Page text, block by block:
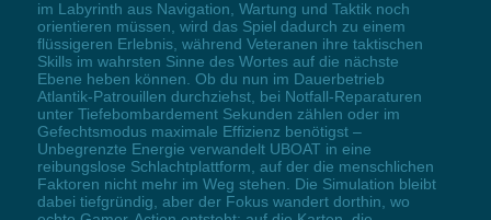
im Labyrinth aus Navigation, Wartung und Taktik noch
orientieren müssen, wird das Spiel dadurch zu einem
flüssigeren Erlebnis, während Veteranen ihre taktischen
Skills im wahrsten Sinne des Wortes auf die nächste
Ebene heben können. Ob du nun im Dauerbetrieb
Atlantik-Patrouillen durchziehst, bei Notfall-Reparaturen
unter Tiefebombardement Sekunden zählen oder im
Gefechtsmodus maximale Effizienz benötigst –
Unbegrenzte Energie verwandelt UBOAT in eine
reibungslose Schlachtplattform, auf der die menschlichen
Faktoren nicht mehr im Weg stehen. Die Simulation bleibt
dabei tiefgründig, aber der Fokus wandert dorthin, wo